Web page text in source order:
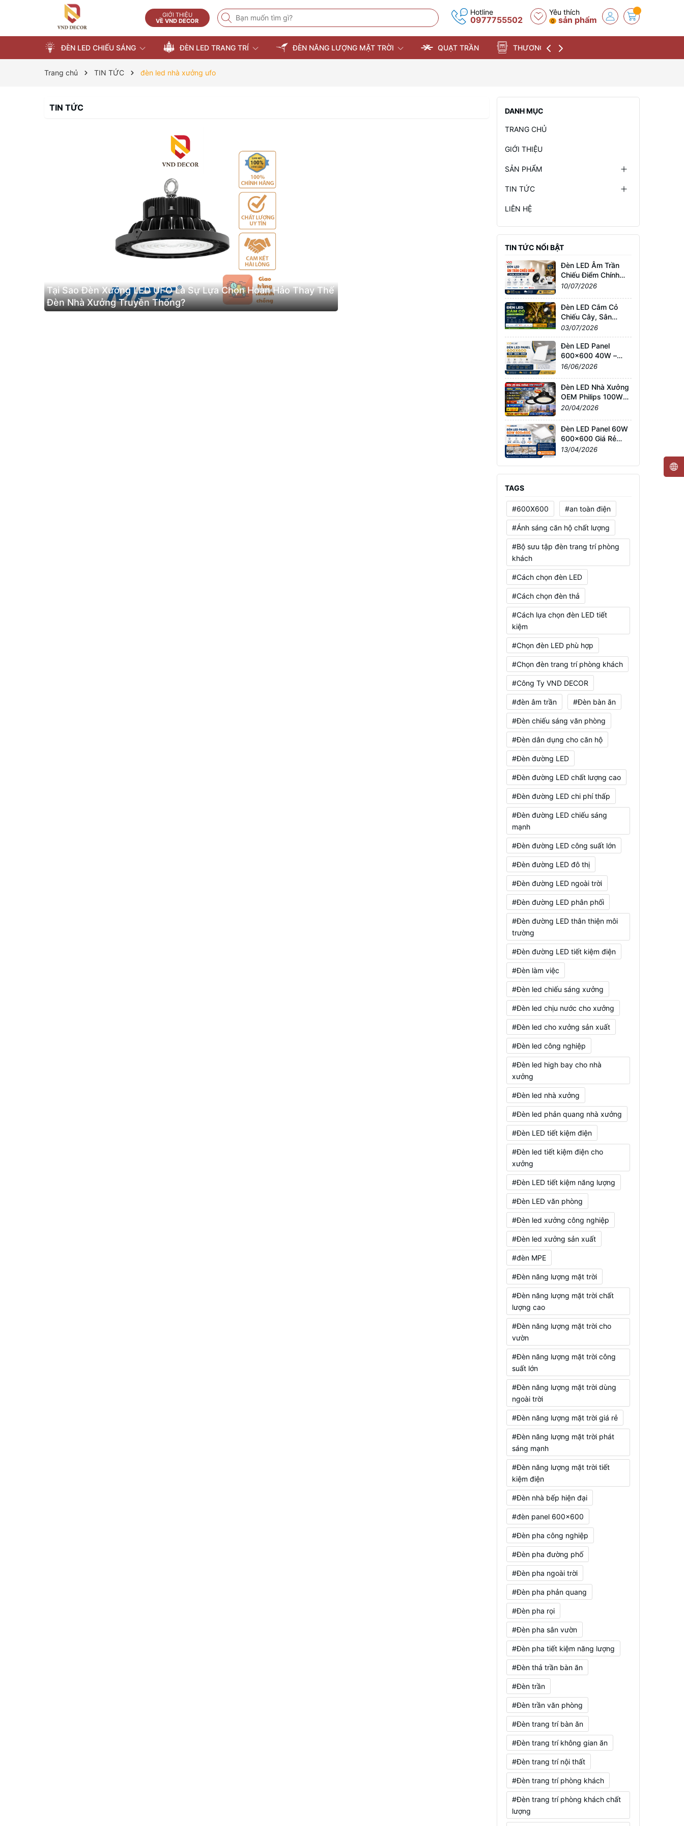
GIỚI THIỆU
VỀ VND DECOR
Hotline
0977755502
Yêu thích
0 sản phẩm
ĐÈN LED CHIẾU SÁNG ĐÈN LED TRANG TRÍ ĐÈN NĂNG LƯỢNG MẶT TRỜI QUẠT TRẦN THƯƠNG HIỆU
Trang chủ TIN TỨC đèn led nhà xưởng ufo
TIN TỨC
Tại Sao Đèn Xưởng LED UFO Là Sự Lựa Chọn Hoàn Hảo Thay Thế
Đèn Nhà Xưởng Truyền Thống?
DANH MỤC
TRANG CHỦ
GIỚI THIỆU
SẢN PHẨM
TIN TỨC
LIÊN HỆ
TIN TỨC NỔI BẬT
Đèn LED Âm Trần
Chiếu Điểm Chính
Hãng Giá Tốt | Tư
10/07/2026
Đèn LED Cắm Cỏ
Chiếu Cây, Sân
Vườn Giá Tốt –
Chống Nước IP65,
Bảo Hành Chính
Hãng
03/07/2026
Đèn LED Panel
600x600 40W –
60W – 80W Giá Sỉ &
16/06/2026
Đèn LED Nhà Xưởng
OEM Philips 100W–
200W Siêu Sáng –
Hành 3 Năm
20/04/2026
Đèn LED Panel 60W
600x600 Giá Rẻ
TPHCM – Sáng
13/04/2026
TAGS
#600X600 #an toàn điện
#Ánh sáng căn hộ chất lượng
#Bộ sưu tập đèn trang trí phòng
khách
#Cách chọn đèn LED
#Cách chọn đèn thả
#Cách lựa chọn đèn LED tiết
kiệm
#Chọn đèn LED phù hợp
#Chọn đèn trang trí phòng khách
#Công Ty VND DECOR
#đèn âm trần #Đèn bàn ăn
#Đèn chiếu sáng văn phòng
#Đèn dân dụng cho căn hộ
#Đèn đường LED
#Đèn đường LED chất lượng cao
#Đèn đường LED chi phí thấp
#Đèn đường LED chiếu sáng
mạnh
#Đèn đường LED công suất lớn
#Đèn đường LED đô thị
#Đèn đường LED ngoài trời
#Đèn đường LED phân phối
#Đèn đường LED thân thiện môi
trường
#Đèn đường LED tiết kiệm điện
#Đèn làm việc
#Đèn led chiếu sáng xưởng
#Đèn led chịu nước cho xưởng
#Đèn led cho xưởng sản xuất
#Đèn led công nghiệp
#Đèn led high bay cho nhà
xưởng
#Đèn led nhà xưởng
#Đèn led phản quang nhà xưởng
#Đèn LED tiết kiệm điện
#Đèn led tiết kiệm điện cho
xưởng
#Đèn LED tiết kiệm năng lượng
#Đèn LED văn phòng
#Đèn led xưởng công nghiệp
#Đèn led xưởng sản xuất
#đèn MPE
#Đèn năng lượng mặt trời
#Đèn năng lượng mặt trời chất
lượng cao
#Đèn năng lượng mặt trời cho
vườn
#Đèn năng lượng mặt trời công
suất lớn
#Đèn năng lượng mặt trời dùng
ngoài trời
#Đèn năng lượng mặt trời giá rẻ
#Đèn năng lượng mặt trời phát
sáng mạnh
#Đèn năng lượng mặt trời tiết
kiệm điện
#Đèn nhà bếp hiện đại
#đèn panel 600x600
#Đèn pha công nghiệp
#Đèn pha đường phố
#Đèn pha ngoài trời
#Đèn pha phản quang
#Đèn pha rọi
#Đèn pha sân vườn
#Đèn pha tiết kiệm năng lượng
#Đèn thả trần bàn ăn
#Đèn trần
#Đèn trần văn phòng
#Đèn trang trí bàn ăn
#Đèn trang trí không gian ăn
#Đèn trang trí nội thất
#Đèn trang trí phòng khách
#Đèn trang trí phòng khách chất
lượng